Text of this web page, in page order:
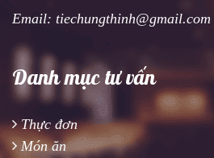
Email: tiechungthinh@gmail.com
Danh mục tư vấn
Thực đơn
Món ăn